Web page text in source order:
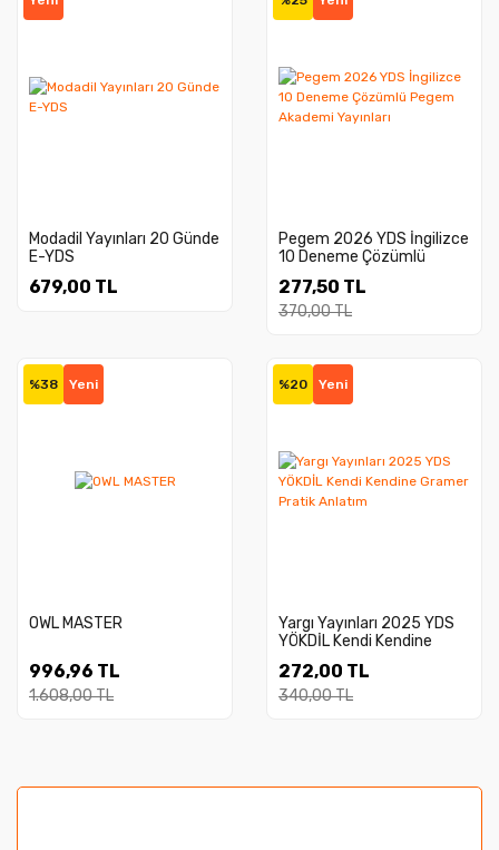
Modadil Yayınları 20 Günde
E-YDS
679,00 TL
Pegem 2026 YDS İngilizce
10 Deneme Çözümlü
277,50 TL
370,00 TL
%38 Yeni
OWL MASTER
996,96 TL
1.608,00 TL
%20 Yeni
Yargı Yayınları 2025 YDS
YÖKDİL Kendi Kendine
272,00 TL
340,00 TL